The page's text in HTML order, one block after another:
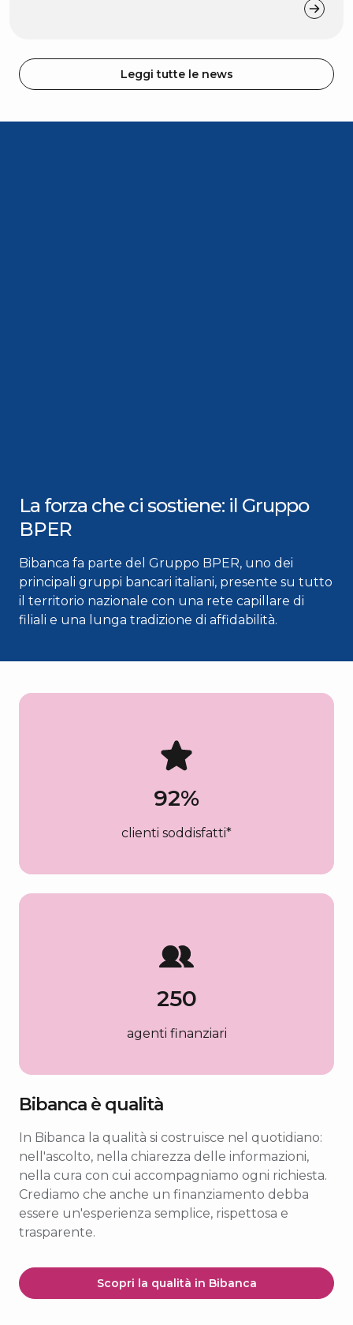
Leggi tutte le news
La forza che ci sostiene: il Gruppo
BPER
Bibanca fa parte del Gruppo BPER, uno dei
principali gruppi bancari italiani, presente su tutto
il territorio nazionale con una rete capillare di
filiali e una lunga tradizione di affidabilità.
92%
clienti soddisfatti*
250
agenti finanziari
Bibanca è qualità
In Bibanca la qualità si costruisce nel quotidiano:
nell'ascolto, nella chiarezza delle informazioni,
nella cura con cui accompagniamo ogni richiesta.
Crediamo che anche un finanziamento debba
essere un'esperienza semplice, rispettosa e
trasparente.
Scopri la qualità in Bibanca